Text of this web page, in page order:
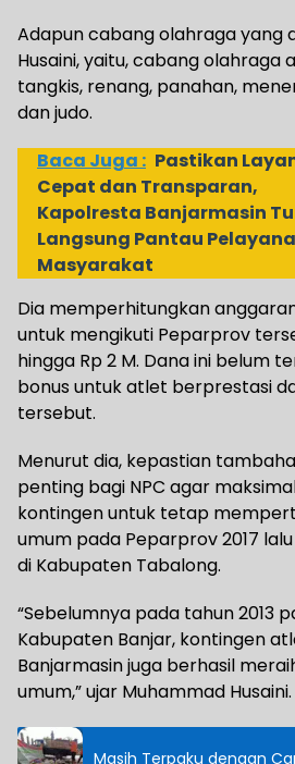
Adapun cabang olahraga yang
Husaini, yaitu, cabang olahraga
tangkis, renang, panahan,
dan judo.
Baca Juga : Pastikan
Cepat dan Transparan,
Kapolresta Banjarmasin
Langsung Pantau
Masyarakat
Dia memperhitungkan
untuk mengikuti Peparprov
hingga Rp 2 M. Dana ini belum
bonus untuk atlet berprestasi
tersebut.
Menurut dia, kepastian
penting bagi NPC agar
kontingen untuk tetap
umum pada Peparprov 2017
di Kabupaten Tabalong.
“Sebelumnya pada tahun 2013
Kabupaten Banjar, kontingen
Banjarmasin juga berhasil
umum,” ujar Muhammad
Masih Terpaku dengan